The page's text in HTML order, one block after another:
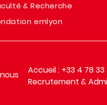
& Recherche
emlyon
Accueil : +33 4 78
Recrutement &